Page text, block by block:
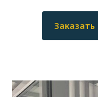
Заказать